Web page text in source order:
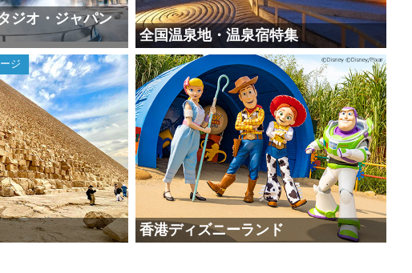
ジオ・ジャパン
全国温泉地・温泉宿特集
ジ
香港ディズニーランド